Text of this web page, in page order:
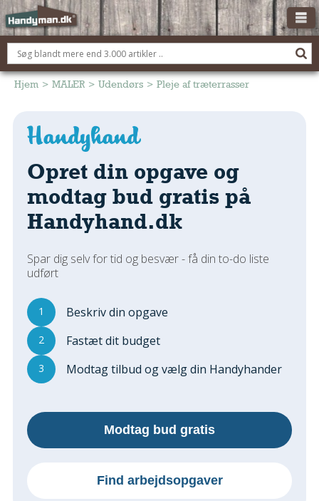
OM HANDYMAN.DK
FÅ 3 TILBUD
BOLIG KØBERÅDGIVNING
TØMRER/SNEDKER
Montage Og Nybyg
Reparation Og Vedligehold
Alt Om Køkkenet
Om Værktøj
Andet
ELEKTRIKER
Regler Og Love
Udskiftning Og Montage
Om Materialer
Tips Og Tests
Montage Og Udskiftning
Reparation Og Vedligehold
Hjem > MALER > Udendørs > Pleje af træterrasser
Opret din opgave og
modtag bud gratis på
Handyhand.dk
Spar dig selv for tid og besvær - få din to-do liste
udført
1 Beskriv din opgave
2 Fastæt dit budget
3 Modtag tilbud og vælg din Handyhander
Modtag bud gratis
Find arbejdsopgaver